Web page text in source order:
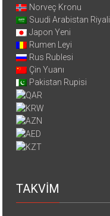
Norveç Kronu
Suudi Arabistan Riyali
Japon Yeni
Rumen Leyi
Rus Rublesi
Çin Yuanı
Pakistan Rupisi
TAKVİM